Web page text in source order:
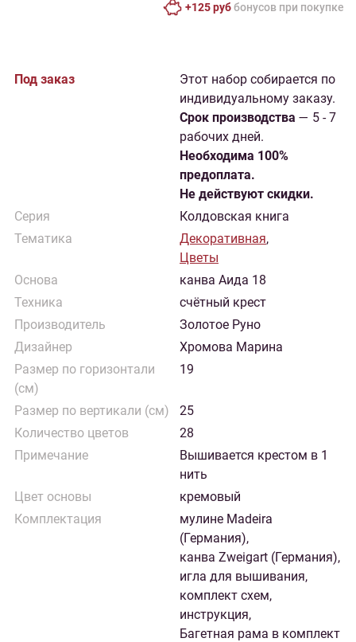
+125 руббонусов при покупке
Под заказ
Этот набор собирается по
индивидуальному заказу.
Cрок производства — 5 - 7
рабочих дней.
Необходима 100%
предоплата.
Не действуют скидки.
Серия
Колдовская книга
Тематика
Декоративная,
Цветы
Основа
канва Аида 18
Техника
счётный крест
Производитель
Золотое Руно
Дизайнер
Хромова Марина
Размер по горизонтали
(см)
19
Размер по вертикали (см)
25
Количество цветов
28
Примечание
Вышивается крестом в 1
нить
Цвет основы
кремовый
Комплектация
мулине Madeira
(Германия),
канва Zweigart (Германия),
игла для вышивания,
комплект схем,
инструкция,
Багетная рама в комплект